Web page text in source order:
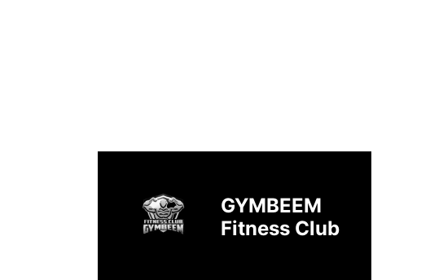
GYMBEEM
Fitness Club